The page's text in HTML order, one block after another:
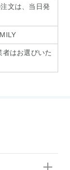
文は、当日発
はお選びいた